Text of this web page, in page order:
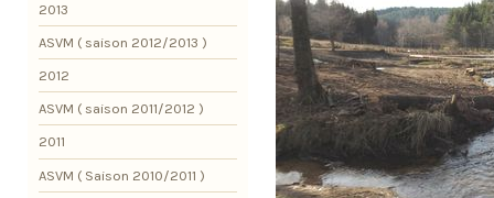
2013
ASVM ( saison 2012/2013 )
2012
ASVM ( saison 2011/2012 )
2011
ASVM ( Saison 2010/2011 )